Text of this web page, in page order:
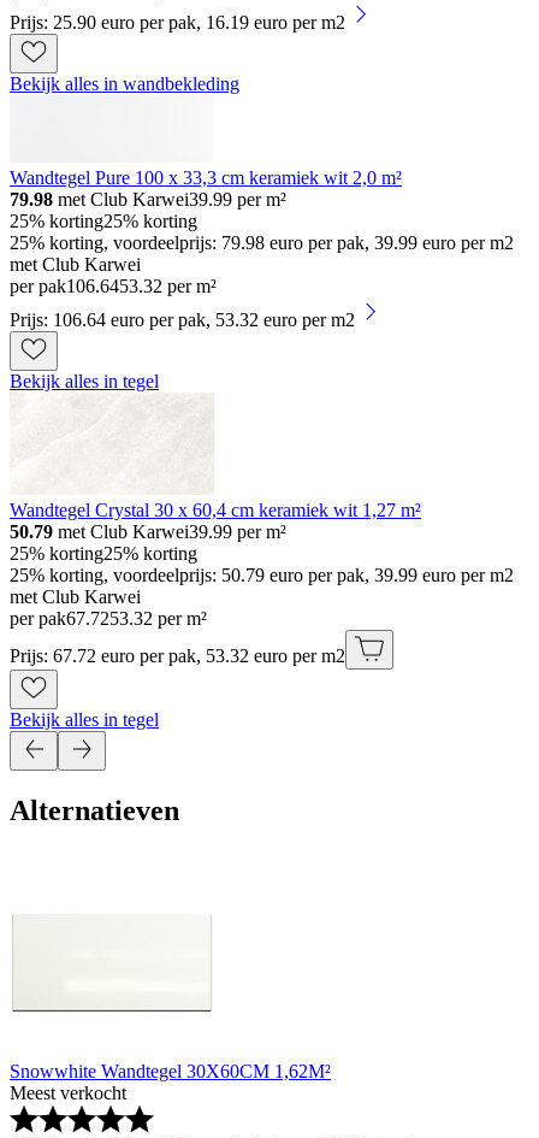
Prijs: 25.90 euro per pak, 16.19 euro per m2
Bekijk alles in wandbekleding
Wandtegel Pure 100 x 33,3 cm keramiek wit 2,0 m²
79.98 met Club Karwei39.99 per m²
25% korting25% korting
25% korting, voordeelprijs: 79.98 euro per pak, 39.99 euro per m2
met Club Karwei
per pak106.6453.32 per m²
Prijs: 106.64 euro per pak, 53.32 euro per m2
Bekijk alles in tegel
Wandtegel Crystal 30 x 60,4 cm keramiek wit 1,27 m²
50.79 met Club Karwei39.99 per m²
25% korting25% korting
25% korting, voordeelprijs: 50.79 euro per pak, 39.99 euro per m2
met Club Karwei
per pak67.7253.32 per m²
Prijs: 67.72 euro per pak, 53.32 euro per m2
Bekijk alles in tegel
Alternatieven
Snowwhite Wandtegel 30X60CM 1,62M²
Meest verkocht